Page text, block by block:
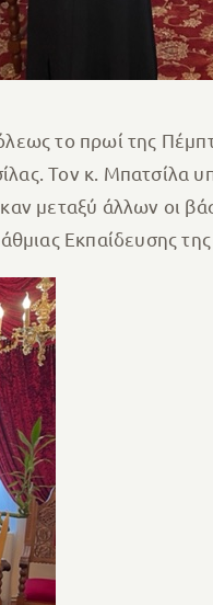
το πρωί της
Τον κ. Μπατσίλα
μεταξύ άλλων οι
Εκπαίδευσης